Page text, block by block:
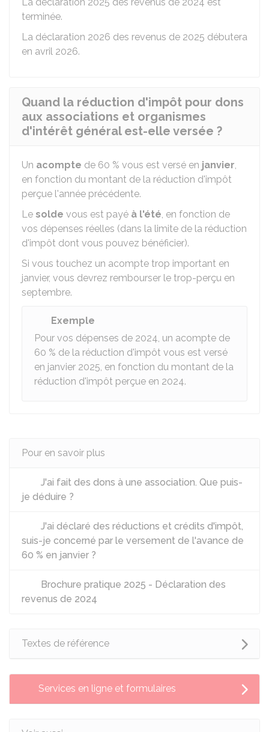
terminée.
La déclaration 2026 des revenus de 2025 débutera
en avril 2026.
Quand la réduction d'impôt pour dons
aux associations et organismes
d'intérêt général est-elle versée ?
Un acompte de 60 % vous est versé en janvier,
en fonction du montant de la réduction d'impôt
perçue l'année précédente.
Le solde vous est payé à l'été, en fonction de
vos dépenses réelles (dans la limite de la réduction
d'impôt dont vous pouvez bénéficier).
Si vous touchez un acompte trop important en
janvier, vous devrez rembourser le trop-perçu en
septembre.
Exemple
Pour vos dépenses de 2024, un acompte de
60 % de la réduction d'impôt vous est versé
en janvier 2025, en fonction du montant de la
réduction d'impôt perçue en 2024.
Pour en savoir plus
J'ai fait des dons à une association. Que puis-
je déduire ?
J'ai déclaré des réductions et crédits d'impôt,
suis-je concerné par le versement de l'avance de
60 % en janvier ?
Brochure pratique 2025 - Déclaration des
revenus de 2024
Textes de référence
Services en ligne et formulaires